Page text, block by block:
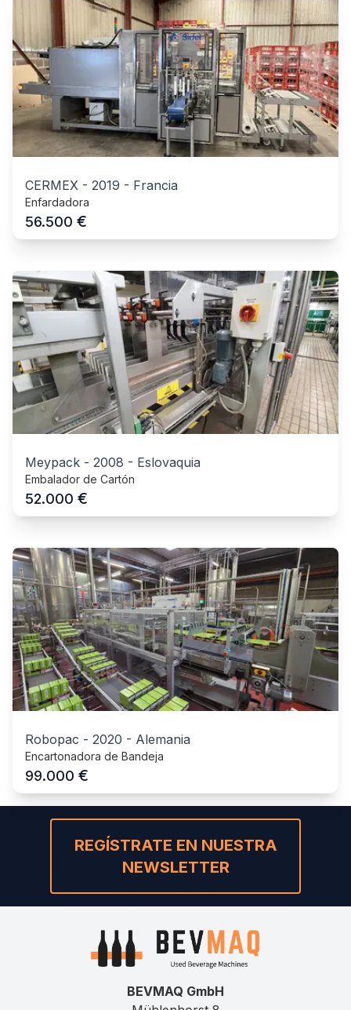
CERMEX - 2019 - Francia
Enfardadora
56.500 €
Meypack - 2008 - Eslovaquia
Embalador de Cartón
52.000 €
Robopac - 2020 - Alemania
Encartonadora de Bandeja
99.000 €
REGÍSTRATE EN NUESTRA
NEWSLETTER
BEVMAQ GmbH